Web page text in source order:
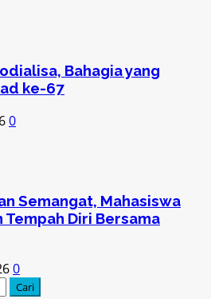
Bahagia yang
ke-67
0
Semangat, Mahasiswa
Tempah Diri Bersama
0